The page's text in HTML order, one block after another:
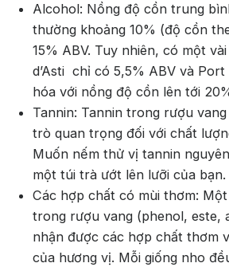
Alcohol: Nồng độ cồn trung
thường khoảng 10% (độ cồn
15% ABV. Tuy nhiên, có một
d’Asti chỉ có 5,5% ABV và
hóa với nồng độ cồn lên tới
Tannin: Tannin trong rượu
trò quan trọng đối với chất
Muốn nếm thử vị tannin
một túi trà ướt lên lưỡi của bạn.
Các hợp chất có mùi thơm:
trong rượu vang (phenol, este,
nhận được các hợp chất thơm
của hương vị. Mỗi giống nho